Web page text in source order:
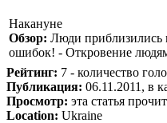
Накануне
Обзор: Люди приблизились
ошибок! - Откровение
Рейтинг: 7 - количество
Публикация: 06.11.2011, в
Просмотр: эта статья
Location: Ukraine